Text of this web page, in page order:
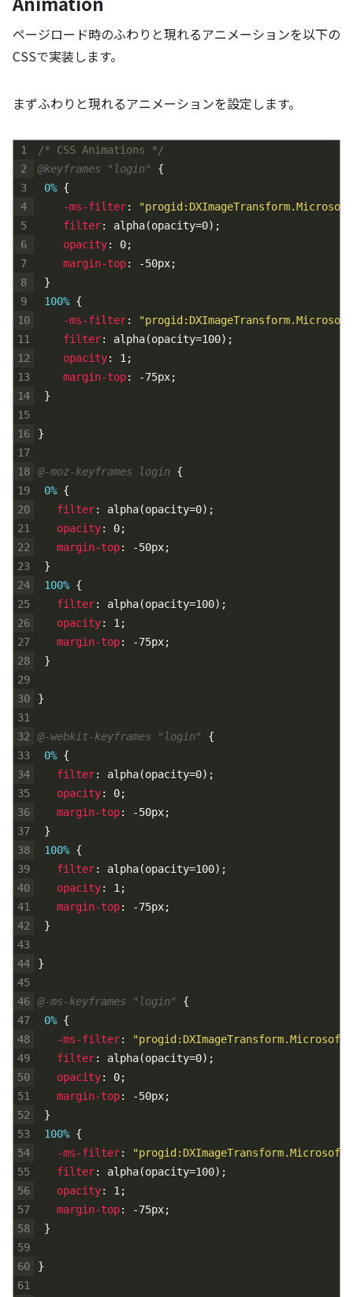
ページロード時のふわりと現れるアニメーションを以下の
CSSで実装します。
まずふわりと現れるアニメーションを設定します。
1
2
3
4
5
6
7
8
9
10
11
12
13
14
15
16
17
18
19
20
21
22
23
24
25
26
27
28
29
30
31
32
33
34
35
36
37
38
39
40
41
42
43
44
45
46
47
48
49
50
51
52
53
54
55
56
57
58
59
60
61
/* CSS Animations */
@keyframes "login" {
0% {
-ms-filter:
filter: alpha(opacity=0) ;
opacity: 0;
margin-top: -50px;
}
100% {
-ms-filter:
filter: alpha(opacity=100) ;
opacity: 1;
margin-top: -75px;
}
}
@-moz-keyframes login {
0% {
filter: alpha(opacity=0) ;
opacity: 0;
margin-top: -50px;
}
100% {
filter: alpha(opacity=100) ;
opacity: 1;
margin-top: -75px;
}
}
@-webkit-keyframes "login" {
0% {
filter: alpha(opacity=0) ;
opacity: 0;
margin-top: -50px;
}
100% {
filter: alpha(opacity=100) ;
opacity: 1;
margin-top: -75px;
}
}
@-ms-keyframes "login" {
0% {
-ms-filter:
filter: alpha(opacity=0) ;
opacity: 0;
margin-top: -50px;
}
100% {
-ms-filter:
filter: alpha(opacity=100) ;
opacity: 1;
margin-top: -75px;
}
}